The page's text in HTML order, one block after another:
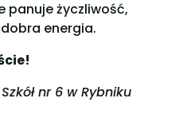
panuje życzliwość,
energia.
nr 6 w Rybniku